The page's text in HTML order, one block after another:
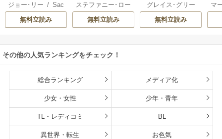
明けのシュヴァリ
エ
ジョー･リー /Sac
hiyo
無料立読み
ステファニー･ロー
レンス/ わたぬき
めん
無料立読み
グレイス･グリー
/桜井りょう
無料立読み
マ
その他の人気ランキングをチェック！
総合ランキング メディア化
少女・女性 少年・青年
TL・レディコミ BL
異世界・転生 お色気